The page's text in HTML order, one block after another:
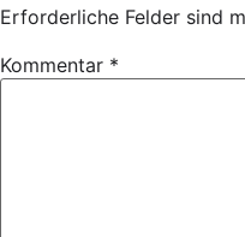
Erforderliche Felder sind
Kommentar *